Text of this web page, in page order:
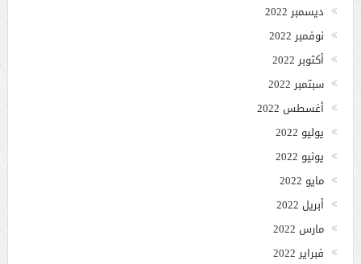
ديسمبر 2022
نوفمبر 2022
أكتوبر 2022
سبتمبر 2022
أغسطس 2022
يوليو 2022
يونيو 2022
مايو 2022
أبريل 2022
مارس 2022
فبراير 2022